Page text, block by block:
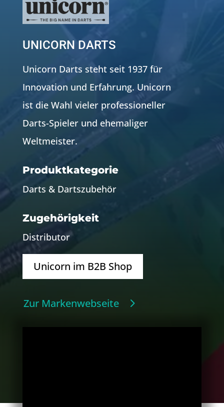
UNICORN DARTS
Unicorn Darts steht seit 1937 für
Innovation und Erfahrung. Unicorn
ist die Wahl vieler professioneller
Darts-Spieler und ehemaliger
Weltmeister.
Produktkategorie
Darts & Dartszubehör
Zugehörigkeit
Distributor
Unicorn im B2B Shop
Zur Markenwebseite